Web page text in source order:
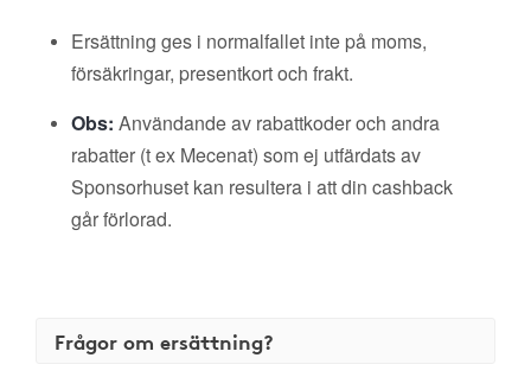
Ersättning ges i normalfallet inte på moms,
försäkringar, presentkort och frakt.
Obs: Användande av rabattkoder och andra
rabatter (t ex Mecenat) som ej utfärdats av
Sponsorhuset kan resultera i att din cashback
går förlorad.
Frågor om ersättning?